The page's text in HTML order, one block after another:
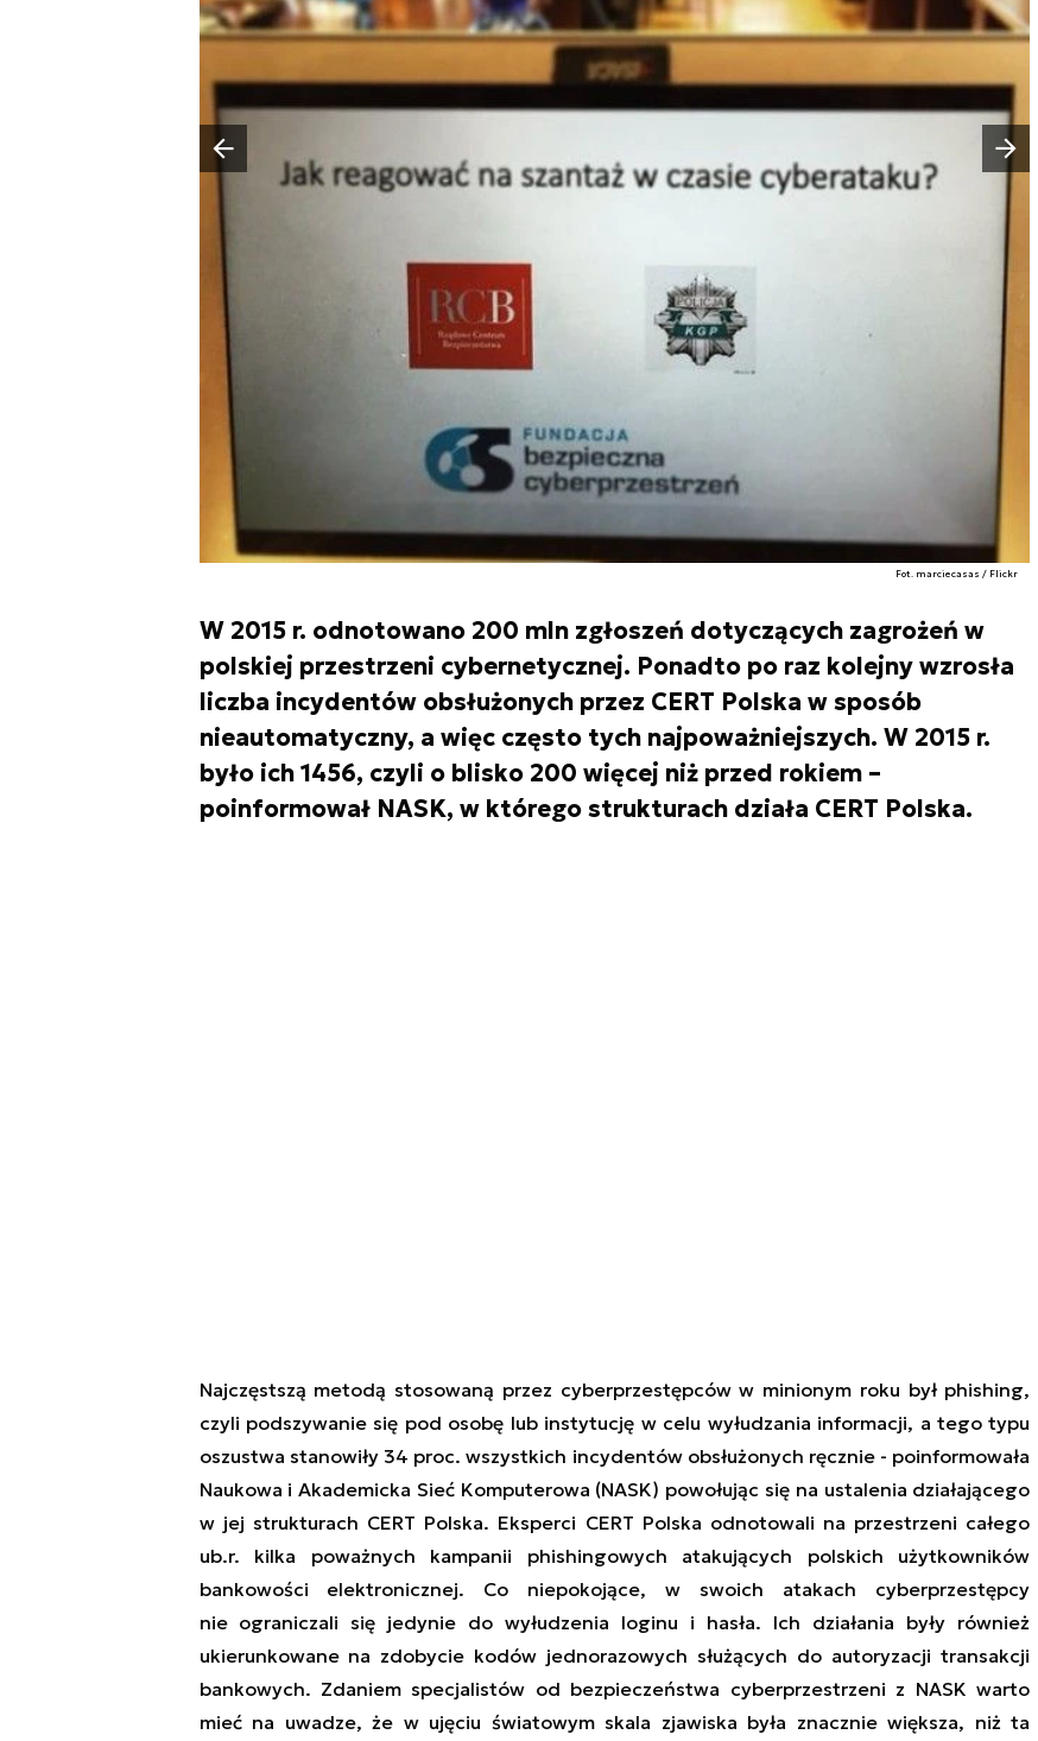
Fot. marciecasas / Flickr
Poprzedni slajd
Następny slajd
W 2015 r. odnotowano 200 mln zgłoszeń dotyczących zagrożeń w
polskiej przestrzeni cybernetycznej. Ponadto po raz kolejny wzrosła
liczba incydentów obsłużonych przez CERT Polska w sposób
nieautomatyczny, a więc często tych najpoważniejszych. W 2015 r.
było ich 1456, czyli o blisko 200 więcej niż przed rokiem –
poinformował NASK, w którego strukturach działa CERT Polska.
Najczęstszą metodą stosowaną przez cyberprzestępców w minionym roku był phishing,
czyli podszywanie się pod osobę lub instytucję w celu wyłudzania informacji, a tego typu
oszustwa stanowiły 34 proc. wszystkich incydentów obsłużonych ręcznie - poinformowała
Naukowa i Akademicka Sieć Komputerowa (NASK) powołując się na ustalenia działającego
w jej strukturach CERT Polska. Eksperci CERT Polska odnotowali na przestrzeni całego
ub.r. kilka poważnych kampanii phishingowych atakujących polskich użytkowników
bankowości elektronicznej. Co niepokojące, w swoich atakach cyberprzestępcy
nie ograniczali się jedynie do wyłudzenia loginu i hasła. Ich działania były również
ukierunkowane na zdobycie kodów jednorazowych służących do autoryzacji transakcji
bankowych. Zdaniem specjalistów od bezpieczeństwa cyberprzestrzeni z NASK warto
mieć na uwadze, że w ujęciu światowym skala zjawiska była znacznie większa, niż ta